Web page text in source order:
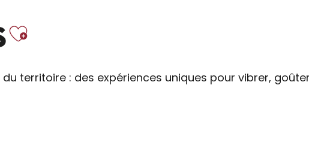
Ajouter aux favoris
territoire : des expériences uniques pour vibrer,